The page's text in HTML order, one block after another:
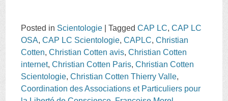
Posted in Scientologie |TaggedCAP LC,CAP LC
OSA,CAP LC Scientologie,CAPLC,Christian
Cotten,Christian Cotten avis,Christian Cotten
internet,Christian Cotten Paris,Christian Cotten
Scientologie,Christian Cotten Thierry Valle,
Coordination des Associations et Particuliers pour